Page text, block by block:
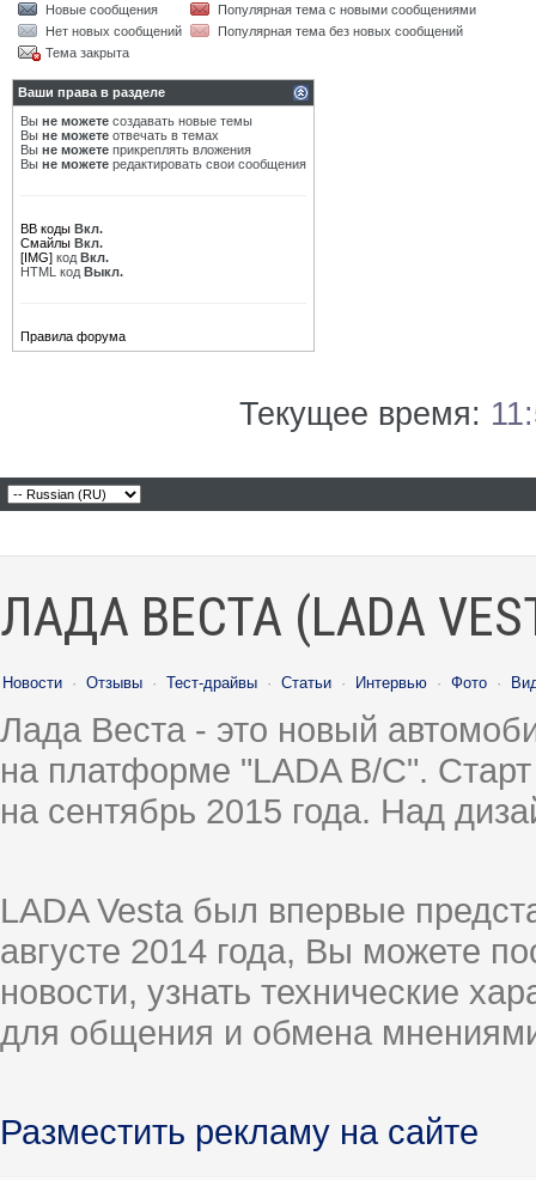
Новые сообщения
Популярная тема с новыми сообщениями
Нет новых сообщений
Популярная тема без новых сообщений
Тема закрыта
Ваши права в разделе
Вы не можете создавать новые темы
Вы не можете отвечать в темах
Вы не можете прикреплять вложения
Вы не можете редактировать свои сообщения
BB коды Вкл.
Смайлы Вкл.
[IMG] код Вкл.
HTML код Выкл.
Правила форума
Текущее время:
ЛАДА ВЕСТА (LADA
Новости · Отзывы · Тест-драйвы · Статьи · Интервью · Фото ·
Лада Веста - это новый
на платформе "LADA B/C".
на сентябрь 2015 года. Над
LADA Vesta был впервые
августе 2014 года, Вы можете
новости, узнать технические
для общения и обмена
Разместить рекламу на сайте